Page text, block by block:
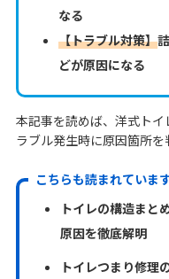
なる
【トラブル対策】
どが原因になる
本記事を読めば、洋式ト
ラブル発生時に原因箇所を
こちらも読まれていま
トイレの構造まと
原因を徹底解明
トイレつまり修理